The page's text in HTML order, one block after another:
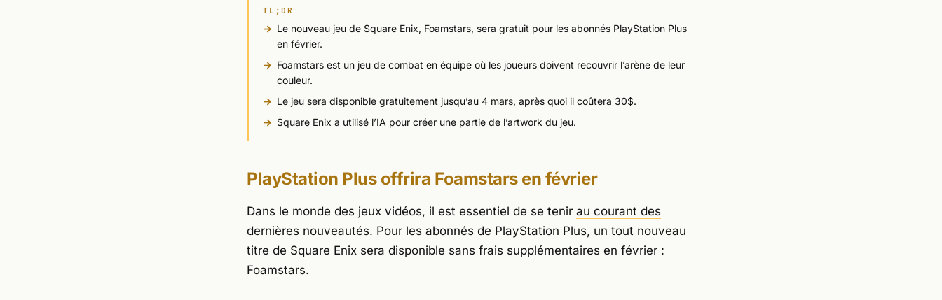
TL;DR
Le nouveau jeu de Square Enix, Foamstars, sera gratuit pour les abonnés PlayStation Plus
en février.
Foamstars est un jeu de combat en équipe où les joueurs doivent recouvrir l’arène de leur
couleur.
Le jeu sera disponible gratuitement jusqu’au 4 mars, après quoi il coûtera 30$.
Square Enix a utilisé l’IA pour créer une partie de l’artwork du jeu.
PlayStation Plus offrira Foamstarsen février
Dans le monde des jeux vidéos, il est essentiel de se tenir au courant des
dernières nouveautés. Pour les abonnés de PlayStation Plus, un tout nouveau
titre de Square Enix sera disponible sans frais supplémentaires en février :
Foamstars.